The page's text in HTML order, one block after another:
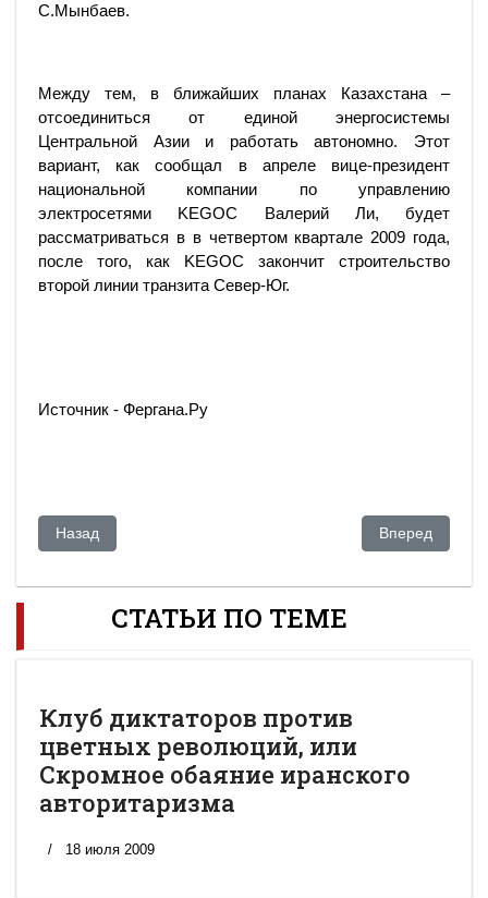
С.Мынбаев.
Между тем, в ближайших планах Казахстана –
отсоединиться от единой энергосистемы
Центральной Азии и работать автономно. Этот
вариант, как сообщал в апреле вице-президент
национальной компании по управлению
электросетями KEGOC Валерий Ли, будет
рассматриваться в в четвертом квартале 2009 года,
после того, как KEGOC закончит строительство
второй линии транзита Север-Юг.
Источник - Фергана.Ру
Предыдущий: Канада продает Казахстану новые ядерные
Назад Следующий: У
Вперед
СТАТЬИ ПО ТЕМЕ
Клуб диктаторов против
цветных революций, или
Скромное обаяние иранского
авторитаризма
18 июля 2009